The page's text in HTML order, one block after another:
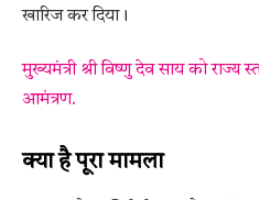
खारिज कर दिया।
मुख्यमंत्री श्री विष्णु देव साय को
आमंत्रण.
क्या है पूरा मामला